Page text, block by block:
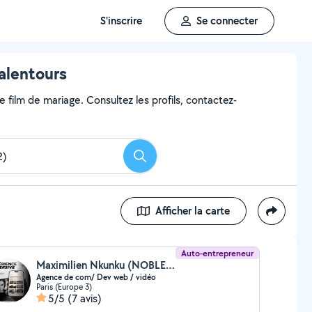
S'inscrire Se connecter
film de mariage. Consultez les profils, contactez-
Rechercher
Afficher la carte
Auto-entrepreneur
Maximilien Nkunku (NOBLESSEOCULUS)
Agence de com/ Dev web / vidéo
Paris (Europe 3)
5/5 (7 avis)